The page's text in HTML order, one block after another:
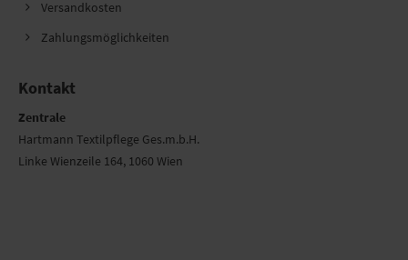
Versandkosten
Zahlungsmöglichkeiten
Kontakt
Zentrale
Hartmann Textilpflege Ges.m.b.H.
Linke Wienzeile 164, 1060 Wien